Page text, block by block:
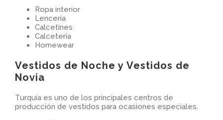
Ropa interior
Lencería
Calcetines
Calcetería
Homewear
Vestidos de Noche y Vestidos de
Novia
Turquía es uno de los principales centros de
producción de vestidos para ocasiones especiales.